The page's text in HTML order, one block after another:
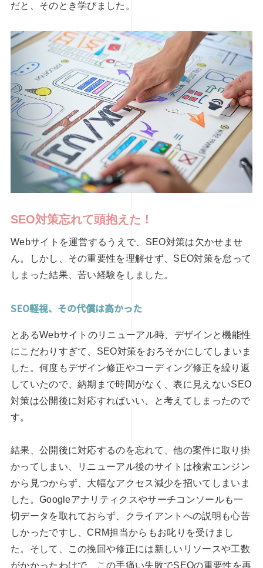
だと、そのとき学びました。
SEO対策忘れて頭抱えた！
Webサイトを運営するうえで、SEO対策は欠かせませ
ん。しかし、その重要性を理解せず、SEO対策を怠って
しまった結果、苦い経験をしました。
SEO軽視、その代償は高かった
とあるWebサイトのリニューアル時、デザインと機能性
にこだわりすぎて、SEO対策をおろそかにしてしまいま
した。何度もデザイン修正やコーディング修正を繰り返
していたので、納期まで時間がなく、表に見えないSEO
対策は公開後に対応すればいい、と考えてしまったので
す。
結果、公開後に対応するのを忘れて、他の案件に取り掛
かってしまい、リニューアル後のサイトは検索エンジン
から見つからず、大幅なアクセス減少を招いてしまいま
した。Googleアナリティクスやサーチコンソールも一
切データを取れておらず、クライアントへの説明も心苦
しかったですし、CRM担当からもお叱りを受けまし
た。そして、この挽回や修正には新しいリソースや工数
がかかったわけで、この手痛い失敗でSEOの重要性を再